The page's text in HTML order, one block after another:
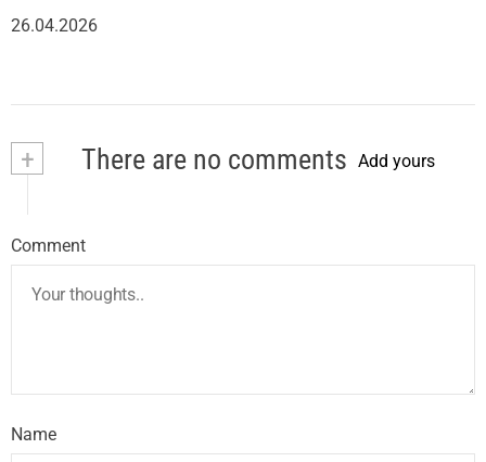
26.04.2026
+ There are no comments Add yours
Comment
Name